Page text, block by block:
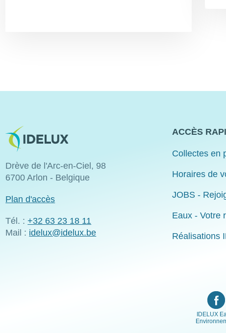
Image
Drève de l'Arc-en-Ciel, 98
6700 Arlon - Belgique
Plan d'accès
Tél. :+32 63 23 18 11
Mail : idelux@idelux.be
ACCÈS
Collectes en
Horaires de
JOBS -
Eaux - Votre
Réalisations
IDELUX